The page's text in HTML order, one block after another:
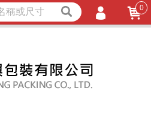
問
0
員註冊
記密碼
品 耐熱內襯